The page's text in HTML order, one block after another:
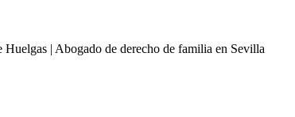
| Abogado de derecho de familia en Sevilla